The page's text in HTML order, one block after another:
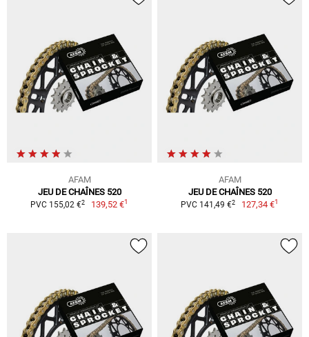
AFAM
JEU DE CHAÎNES 520
PVC 155,02 €2 139,52 €1
AFAM
JEU DE CHAÎNES 520
PVC 141,49 €2 127,34 €1